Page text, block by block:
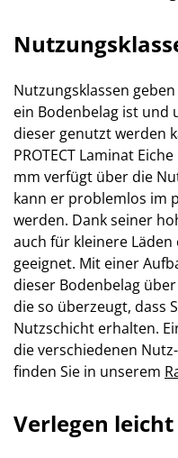
Nutzungsklassen
ein Bodenbelag ist und
dieser genutzt werden
PROTECT Laminat
mm verfügt über die
kann er problemlos im
werden. Dank seiner
auch für kleinere
geeignet. Mit einer
dieser Bodenbelag
die so überzeugt, dass
Nutzschicht erhalten.
die verschiedenen
finden Sie in unserem
Verlegen